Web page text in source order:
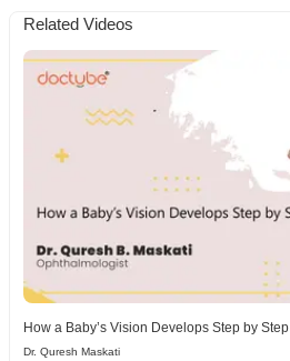
Related Videos
How a Baby’s Vision Develops Step by Step
Dr. Quresh Maskati